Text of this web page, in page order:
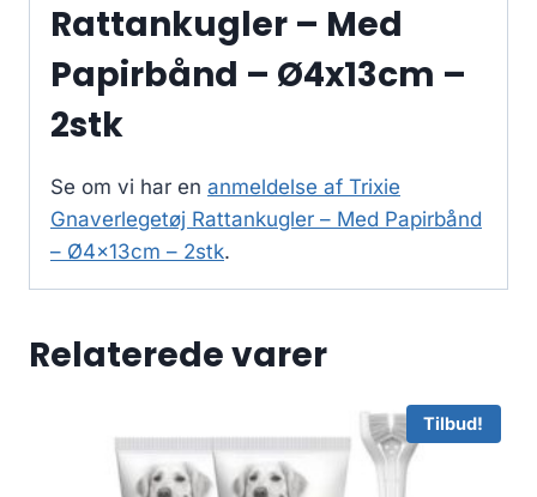
Rattankugler – Med
Papirbånd – Ø4x13cm –
2stk
Se om vi har en anmeldelse af Trixie
Gnaverlegetøj Rattankugler – Med Papirbånd
– Ø4x13cm – 2stk.
Relaterede varer
Tilbud!